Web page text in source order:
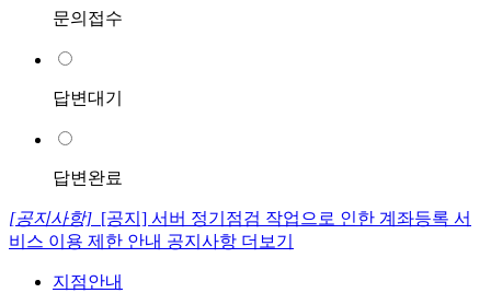
문의접수
답변대기
답변완료
[공지사항] [공지] 서버 정기점검 작업으로 인한 계좌등록 서
비스 이용 제한 안내 공지사항 더보기
지점안내